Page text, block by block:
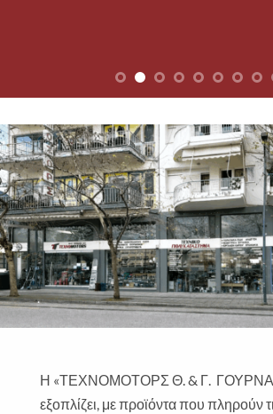
Η «ΤΕΧΝΟΜΟΤΟΡΣ Θ. & Γ.
εξοπλίζει, με προϊόντα που πληρούν